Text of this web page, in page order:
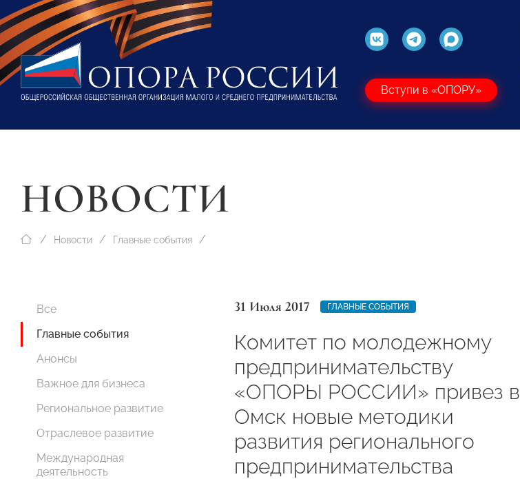
Вступи в «ОПОРУ»
НОВОСТИ
Новости Главные события
Все
Главные события
Анонсы
Важное для бизнеса
Региональное развитие
Отраслевое развитие
Международная
деятельность
31 Июля 2017 ГЛАВНЫЕ СОБЫТИЯ
Комитет по молодежному
предпринимательству
«ОПОРЫ РОССИИ» привез в
Омск новые методики
развития регионального
предпринимательства